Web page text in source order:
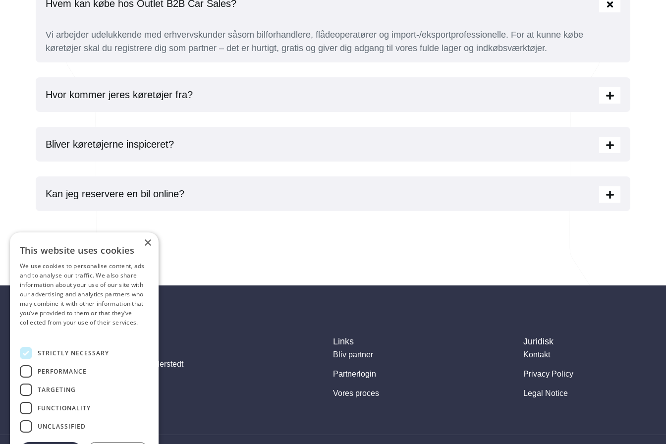
Hvem kan købe hos Outlet B2B Car Sales?
Vi arbejder udelukkende med erhvervskunder såsom bilforhandlere, flådeoperatører og import-/eksportprofessionelle. For at kunne købe
køretøjer skal du registrere dig som partner – det er hurtigt, gratis og giver dig adgang til vores fulde lager og indkøbsværktøjer.
Hvor kommer jeres køretøjer fra?
Bliver køretøjerne inspiceret?
Kan jeg reservere en bil online?
Hans-Böckler-Ring 53, 22851 Norderstedt
Links
Bliv partner
Partnerlogin
Vores proces
Juridisk
Kontakt
Privacy Policy
Legal Notice
×
This website uses cookies
We use cookies to personalise content, ads
and to analyse our traffic. We also share
information about your use of our site with
our advertising and analytics partners who
may combine it with other information that
you’ve provided to them or that they’ve
collected from your use of their services.
STRICTLY NECESSARY
PERFORMANCE
TARGETING
FUNCTIONALITY
UNCLASSIFIED